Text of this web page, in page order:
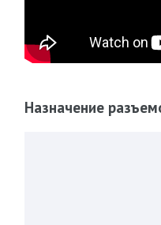
Назначение